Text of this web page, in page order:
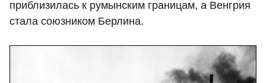
приблизилась к румынским границам, а Венгрия
стала союзником Берлина.